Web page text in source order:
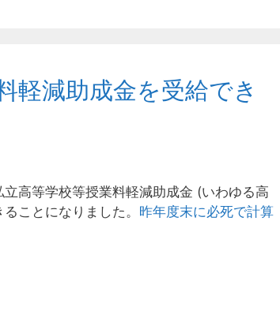
軽減助成金を受給でき
高等学校等授業料軽減助成金 (いわゆる高
ことになりました。 昨年度末に必死で計算